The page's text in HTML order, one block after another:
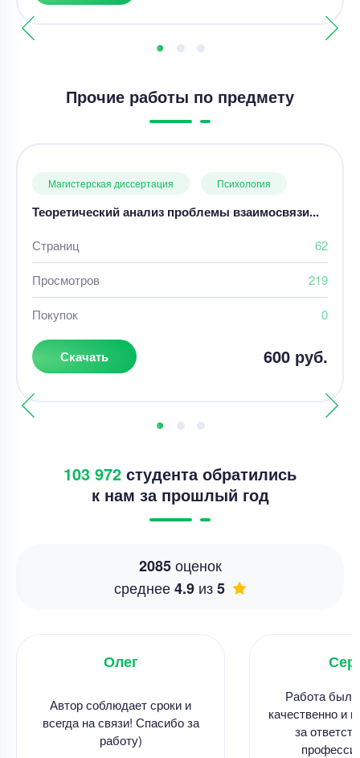
Прочие работы по предмету
Магистерская диссертация Психология
Теоретический анализ проблемы взаимосвязи...
Страниц 62
Просмотров 219
Покупок 0
Скачать 600 руб.
103 972 студента обратились
к нам за прошлый год
2085оценок
среднее4.9 из5
Олег
Автор соблюдает сроки и
всегда на связи! Спасибо за
работу)
Работа
качественно и
за